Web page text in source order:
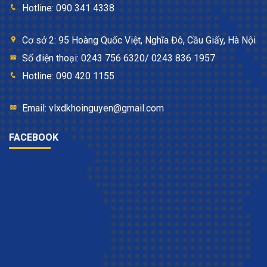
Hotline: 090 341 4338
Cơ sở 2: 95 Hoàng Quốc Việt, Nghĩa Đô, Cầu Giấy, Hà Nội
Số điện thoại: 0243 756 6320/ 0243 836 1957
Hotline: 090 420 1155
Email: vlxdkhoinguyen@gmail.com
FACEBOOK